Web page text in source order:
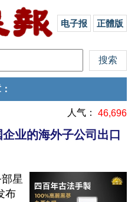
电子报 正體版
：
人气： 46,696
业的海外子公司出口
星
布